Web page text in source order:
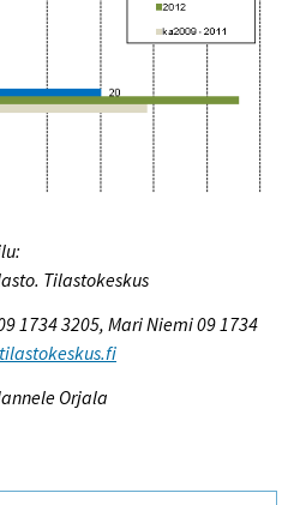
Tilastokeskus
1734 3205, Mari Niemi 09 1734
Orjala